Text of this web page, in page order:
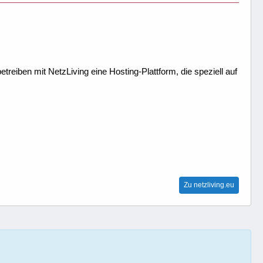
mit NetzLiving eine Hosting-Plattform, die speziell auf
Zu netzliving.eu